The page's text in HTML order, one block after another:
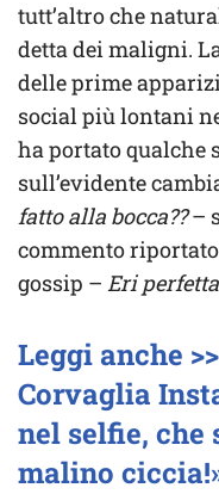
tutt’altro che
detta dei maligni.
delle prime
social più lontani
ha portato qualche
sull’evidente
fatto alla bocca??–
commento
gossip – Eri
Leggi anche
Corvaglia
nel selfie, che
malino